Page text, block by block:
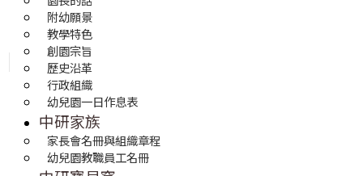
附幼願景
教學特色
創園宗旨
歷史沿革
行政組織
幼兒園一日作息表
中研家族
家長會名冊與組織章程
幼兒園教職員工名冊